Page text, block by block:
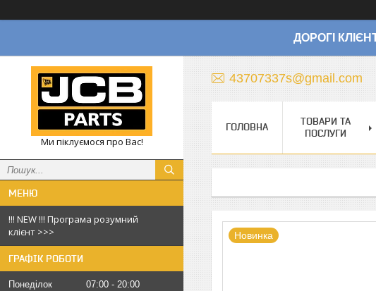
ДОРОГІ
Ми піклуємося про Вас!
!!! NEW !!! Програма розумний
клієнт >>>
ГРАФІК РОБОТИ
Понеділок 07:00
20:00
43707337s@gmail.com
ГОЛОВНА
ТОВАРИ ТА
ПОСЛУГИ
Новинка